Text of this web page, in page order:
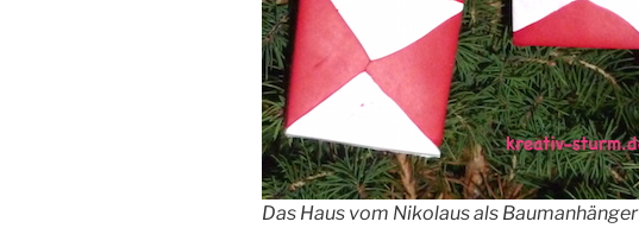
Das Haus vom Nikolaus als Baumanhänger